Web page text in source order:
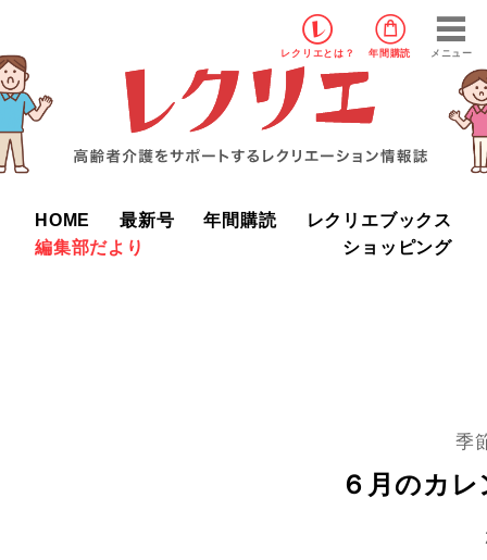
レクリエ とは？ 年間購読 メニュー
HOME 最新号 年間購読
レクリエブックス
編集部だより
ショッピング
季
６月のカ